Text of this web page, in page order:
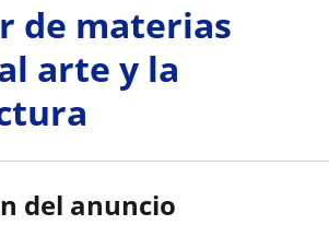
de materias
arte y la
del anuncio